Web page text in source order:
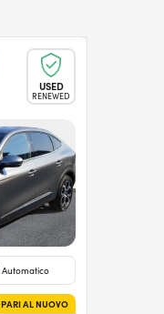
USED
RENEWED
Automatico
PARI AL NUOVO